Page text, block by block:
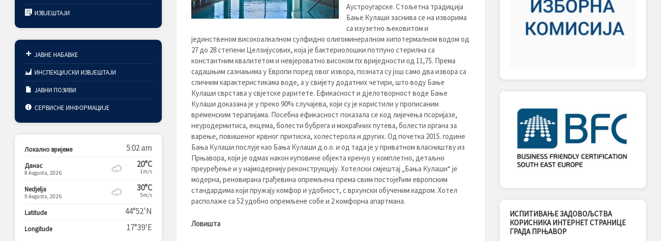
Аустроугарске. Стољетна традиција
Бање Кулаши заснива се на изворима
са изузетно љековитом и
јединственом високоалкалном сулфидно олигоминералном хипотермалном водом од
27 до 28 степени Целзијусових, која је бактериолошки потпуно стерилна са
константним квалитетом и невјероватно високом пх вриједности од 11,75. Према
садашњим сазнањима у Европи поред овог извора, позната су још само два извора са
сличним карактеристикама воде, а у свијету додатних четири, што воду Бање
Кулаши сврстава у свјетске раритете. Ефикасност и дјелотворност воде Бање
Кулаши доказана је у преко 90% случајева, који су је користили у прописаним
временским терапијама. Посебна ефикасност показала се код лијечења псоријазе,
неуродермитиса, екцема, болести бубрега и мокраћних путева, болести органа за
варење, повишеног крвног притиска, холестерола и других. Од почетка 2015. године
Бања Кулаши послује као Бања Кулаши д.о.о. и од тада је у приватном власништву из
Прњавора, који је одмах након куповине објекта кренуо у комплетно, детаљно
преуређење и у најмодернију реконструкцију. Хотелски смјештај „Бањa Кулаши“ је
модерна, реновирана грађевина опремљена према свим постојећим европским
стандардима који пружају комфор и удобност, с врхунски обученим кадром. Хотел
располаже са 52 удобно опремљене собе и 2 комфорна апартмана.
Ловишта
ИЗВЈЕШТАЈИ
ЈАВНЕ НАБАВКЕ
ИНСПЕКЦИЈСКИ ИЗВЈЕШТАЈИ
ЈАВНИ ПОЗИВИ
СЕРВИСНЕ ИНФОРМАЦИЈЕ
Локално вријеме 5:02 am
Данас
8 Augusta, 2026
20°C
1m/s
Nedjelja
9 Augusta, 2026
30°C
5m/s
Latitude 44°52'N
Longitude 17°39'E
ИСПИТИВАЊЕ ЗАДОВОЉСТВА
КОРИСНИКА ИНТЕРНЕТ СТРАНИЦЕ
ГРАДА ПРЊАВОР